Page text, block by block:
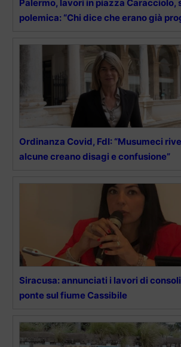
Palermo, lavori in piazza Caracciolo,
polemica: “Chi dice che erano già
Ordinanza Covid, FdI: “Musumeci
alcune creano disagi e confusione”
Siracusa: annunciati i lavori di
ponte sul fiume Cassibile